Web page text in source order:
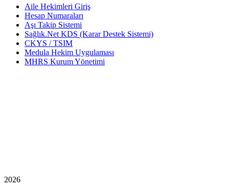
Aile Hekimleri Giriş
Hesap Numaraları
Aşı Takip Sistemi
Sağlık.Net KDS (Karar Destek Sistemi)
CKYS / TSIM
Medula Hekim Uygulaması
MHRS Kurum Yönetimi
2026